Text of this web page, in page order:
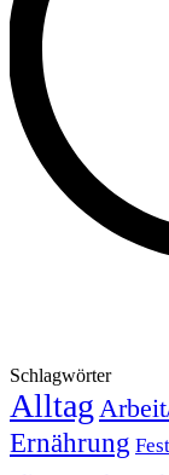
Schlagwörter
Alltag
Ernährung